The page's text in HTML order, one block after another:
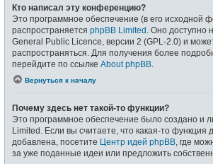
Кто написал эту конференцию?
Это программное обеспечение (в его исходной
распространяется phpBB Limited . Оно доступно
General Public Licence, версии 2 (GPL-2.0) и
распространяться. Для получения более
перейдите по ссылке About phpBB
Вернуться к началу
Почему здесь нет такой-то функции?
Это программное обеспечение было создано и
Limited. Если вы считаете, что какая-то функция
добавлена, посетите Центр идей phpBB , где
за уже поданные идеи или предложить